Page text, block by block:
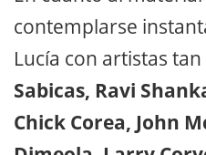
contemplarse
Lucía con artistas
Sabicas, Ravi
Chick Corea, John